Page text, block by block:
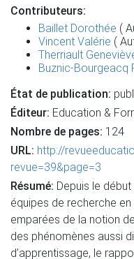
Contributeurs:
Baillet Dorothée (
Vincent Valérie (
Therriault
Buznic-Bourgeacq
État de publication:
Éditeur: Education &
Nombre de pages: 124
URL: http://
revue=39&page=3
Résumé: Depuis le
équipes de recherche
emparées de la notion
des phénomènes aussi
d’apprentissage, le